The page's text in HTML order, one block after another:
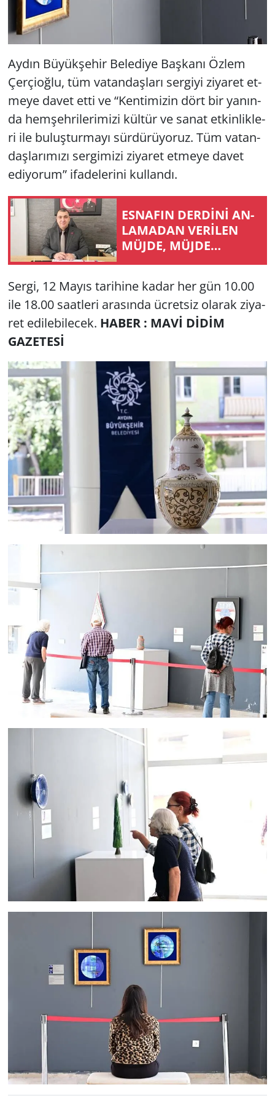
Aydın Bü­yük­şe­hir Be­le­di­ye Baş­ka­nı Özlem
Çer­çi­oğ­lu, tüm va­tan­daş­la­rı ser­gi­yi zi­ya­ret et­
me­ye davet etti ve “Ken­ti­mi­zin dört bir ya­nın­
da hem­şeh­ri­le­ri­mi­zi kül­tür ve sanat et­kin­lik­le­
ri ile bu­luş­tur­ma­yı sür­dü­rü­yo­ruz. Tüm va­tan­
daş­la­rı­mı­zı ser­gi­mi­zi zi­ya­ret et­me­ye davet
edi­yo­rum” ifa­de­le­ri­ni kul­lan­dı.
ES­NA­FIN DERDİNİ AN­
LA­MA­DAN VERİLEN
MÜJDE, MÜJDE
DEĞİLDİR!
Sergi, 12 Mayıs ta­ri­hi­ne kadar her gün 10.00
ile 18.00 sa­at­le­ri ara­sın­da üc­ret­siz ola­rak zi­ya­
ret edi­le­bi­lecek. HABER : MAVİ DİDİM
GAZETESİ